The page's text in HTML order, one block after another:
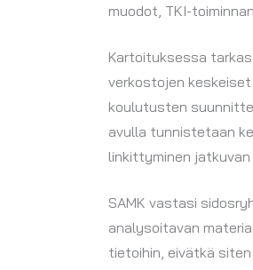
muodot, TKI-
Kartoituksessa
verkostojen
koulutusten
avulla tunnistetaan
linkittyminen
SAMK vastasi
analysoitavan
tietoihin, eivätkä